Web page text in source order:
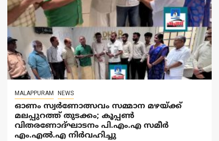
MALAPPURAM NEWS
ഓണം സ്വർണോത്സവം സമ്മാന മഴയ്ക്ക്
മലപ്പുറത്ത് തുടക്കം; കൂപ്പൺ
വിതരണോദ്ഘാടനം പി.എം.എ സമീർ
എം.എൽ.എ നിർവഹിച്ചു